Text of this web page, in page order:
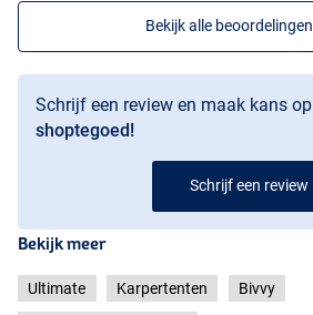
Bekijk alle beoordelingen
Schrijf een review en maak kans op
shoptegoed!
Schrijf een review
Bekijk meer
Ultimate Karpertenten Bivvy